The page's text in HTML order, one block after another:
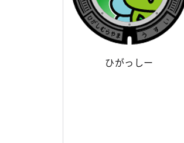
ひがっしー